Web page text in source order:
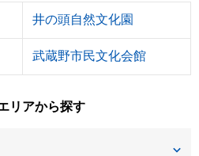
井の頭自然文化園
武蔵野市民文化会館
リアから探す